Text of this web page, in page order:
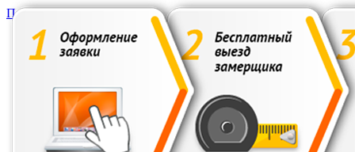
Перейти к содержимому